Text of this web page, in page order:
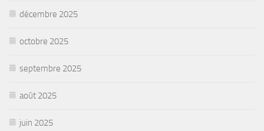
décembre 2025
octobre 2025
septembre 2025
août 2025
juin 2025